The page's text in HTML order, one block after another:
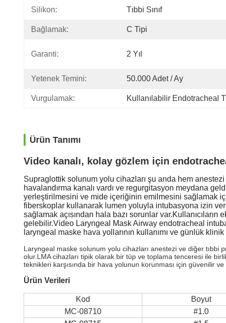
Silikon: Tıbbi Sınıf
Bağlamak: C Tipi
Garanti: 2 Yıl
Yetenek Temini: 50.000 Adet / Ay
Vurgulamak: Kullanılabilir Endotracheal
Ürün Tanımı
Video kanalı, kolay gözlem için
Supraglottik solunum yolu cihazları şu anda hem
havalandırma kanalı vardı ve regurgitasyon meydana
yerleştirilmesini ve mide içeriğinin emilmesini sağlamak
fiberskoplar kullanarak lumen yoluyla intubasyona izin
sağlamak açısından hala bazı sorunlar
gelebilir.Video Laryngeal Mask Airway endotracheal
laryngeal maske hava yollarının kullanımı ve günlük
Laryngeal maske solunum yolu cihazları anestezi ve diğer tıbbi
olur.LMA cihazları tipik olarak bir tüp ve toplama tenceresi ile
teknikleri karşısında bir hava yolunun korunması için güvenilir
Ürün Verileri
Kod Boyut
MC-08710
#1.0